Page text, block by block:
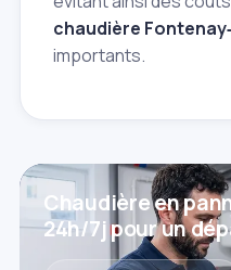
chaudière
importants.
Chaudière en
24h/7j pour un